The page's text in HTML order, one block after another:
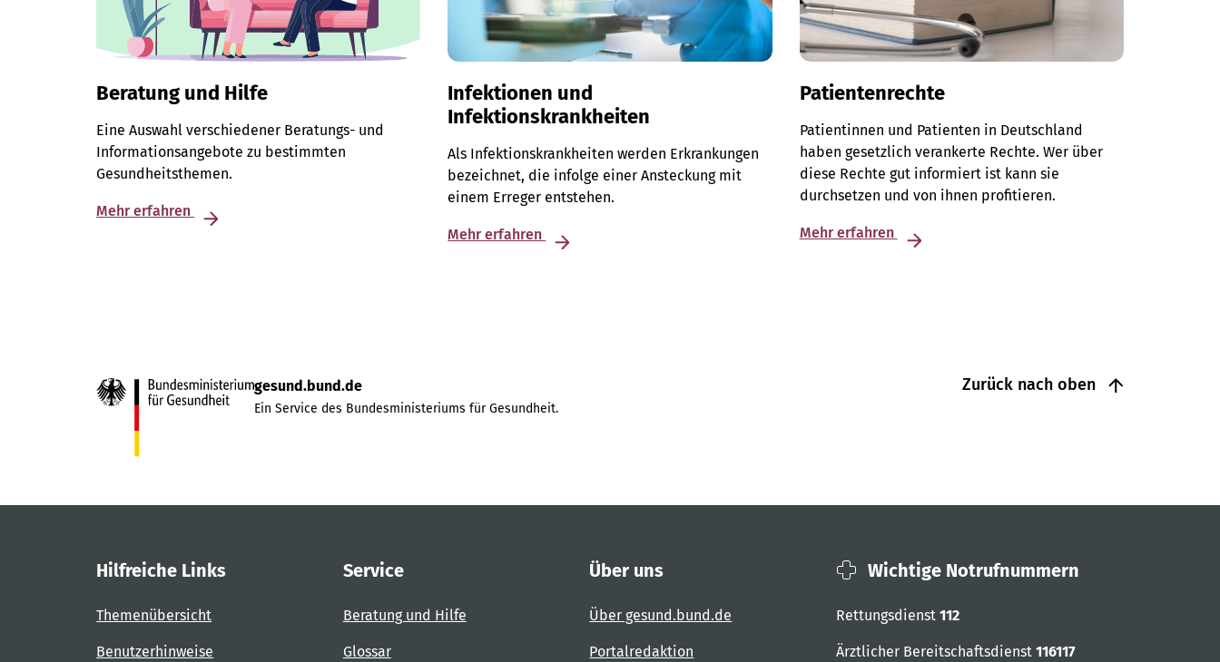
Beratung und Hilfe
Eine Auswahl verschiedener Beratungs- und
Informationsangebote zu bestimmten
Gesundheitsthemen.
Mehr erfahren
Infektionen und
Infektionskrankheiten
Als Infektionskrankheiten werden Erkrankungen
bezeichnet, die infolge einer Ansteckung mit
einem Erreger entstehen.
Mehr erfahren
Patientenrechte
Patientinnen und Patienten in Deutschland
haben gesetzlich verankerte Rechte. Wer über
diese Rechte gut informiert ist kann sie
durchsetzen und von ihnen profitieren.
Mehr erfahren
Zurück nach oben
gesund.bund.de
Ein Service des Bundesministeriums für Gesundheit.
Hilfreiche Links
Themenübersicht
Benutzerhinweise
Service
Beratung und Hilfe
Glossar
Über uns
Über gesund.bund.de
Portalredaktion
Wichtige Notrufnummern
Rettungsdienst 112
Ärztlicher Bereitschaftsdienst 116117